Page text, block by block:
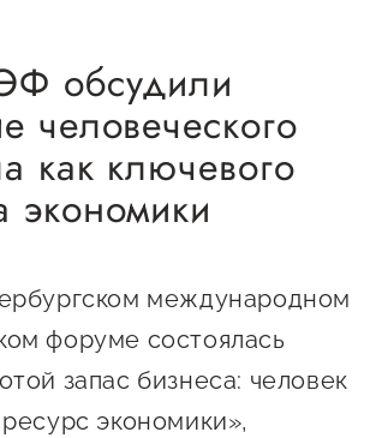
продукции
сети "Мой
обсудили
человеческого
как ключевого
экономики
международном
форуме состоялась
запас бизнеса: человек
экономики»,